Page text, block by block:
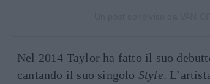
Nel 2014 Taylor ha fatto il suo
cantando il suo singolo Style.